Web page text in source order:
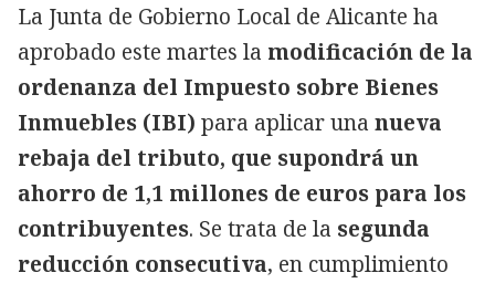
La Junta de Gobierno Local de Alicante ha
aprobado este martes la modificación de la
ordenanza del Impuesto sobre Bienes
Inmuebles (IBI) para aplicar una nueva
rebaja del tributo, que supondrá un
ahorro de 1,1 millones de euros para los
contribuyentes. Se trata de la segunda
reducción consecutiva, en cumplimiento